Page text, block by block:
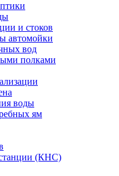
и стоков
автомойки
вод
полками
воды
ям
(КНС)